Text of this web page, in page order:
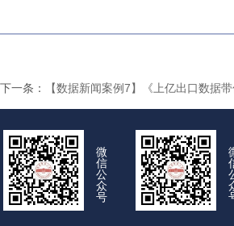
下一条： 【数据新闻案例7】《上亿出口数据
微
信
公
众
号